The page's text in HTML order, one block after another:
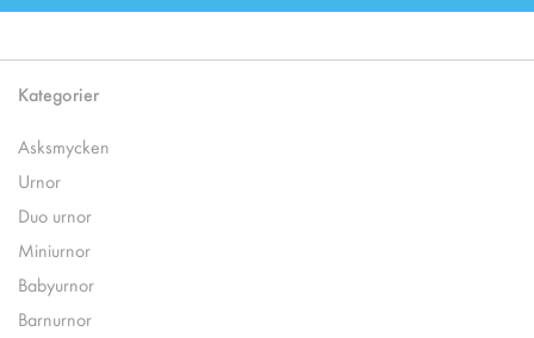
Kategorier
Asksmycken
Urnor
Duo urnor
Miniurnor
Babyurnor
Barnurnor